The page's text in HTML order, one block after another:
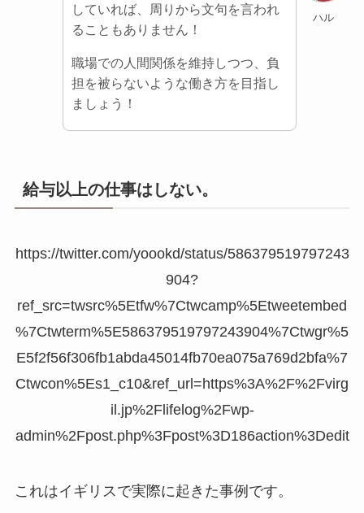
していれば、周りから文句を言われ
ることもありません！
職場での人間関係を維持しつつ、負
担を被らないような働き方を目指し
ましょう！
ハル
給与以上の仕事はしない。
https://twitter.com/yoookd/status/586379519797243
904?
ref_src=twsrc%5Etfw%7Ctwcamp%5Etweetembed
%7Ctwterm%5E586379519797243904%7Ctwgr%5
E5f2f56f306fb1abda45014fb70ea075a769d2bfa%7
Ctwcon%5Es1_c10&ref_url=https%3A%2F%2Fvirg
il.jp%2Flifelog%2Fwp-
admin%2Fpost.php%3Fpost%3D186action%3Dedit
これはイギリスで実際に起きた事例です。